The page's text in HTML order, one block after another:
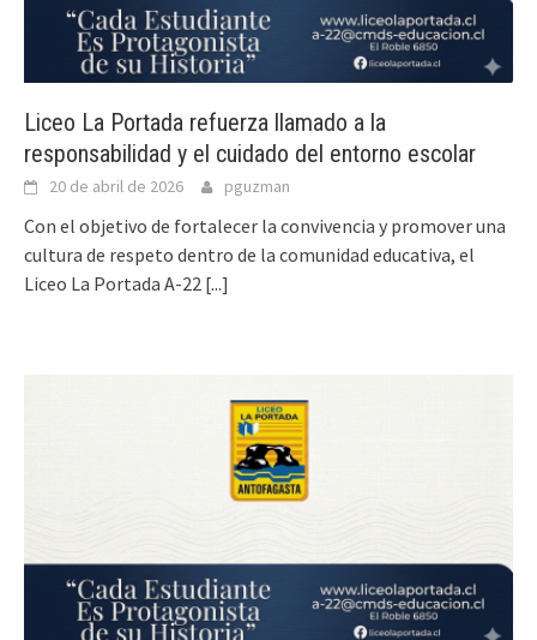
Liceo La Portada refuerza llamado a la
responsabilidad y el cuidado del entorno escolar
20 de abril de 2026 pguzman
Con el objetivo de fortalecer la convivencia y promover una
cultura de respeto dentro de la comunidad educativa, el
Liceo La Portada A-22 [...]